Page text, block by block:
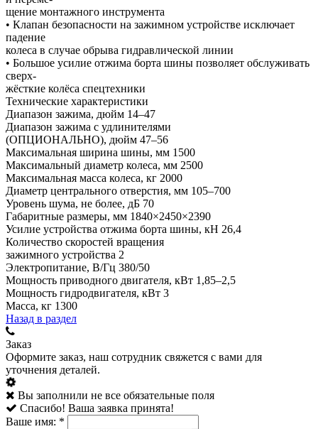
щение монтажного инструмента
• Клапан безопасности на зажимном устройстве исключает
падение
колеса в случае обрыва гидравлической линии
• Большое усилие отжима борта шины позволяет обслуживать
сверх-
жёсткие колёса спецтехники
Технические характеристики
Диапазон зажима, дюйм 14–47
Диапазон зажима с удлинителями
(ОПЦИОНАЛЬНО), дюйм 47–56
Максимальная ширина шины, мм 1500
Максимальный диаметр колеса, мм 2500
Максимальная масса колеса, кг 2000
Диаметр центрального отверстия, мм 105–700
Уровень шума, не более, дБ 70
Габаритные размеры, мм 1840×2450×2390
Усилие устройства отжима борта шины, кН 26,4
Количество скоростей вращения
зажимного устройства 2
Электропитание, В/Гц 380/50
Мощность приводного двигателя, кВт 1,85–2,5
Мощность гидродвигателя, кВт 3
Масса, кг 1300
Назад в раздел
Заказ
Оформите заказ, наш сотрудник свяжется с вами для
уточнения деталей.
Вы заполнили не все обязательные поля
Спасибо! Ваша заявка принята!
Ваше имя: *